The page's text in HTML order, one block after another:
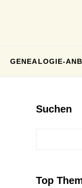
GENEALOGIE-
Suchen
Top